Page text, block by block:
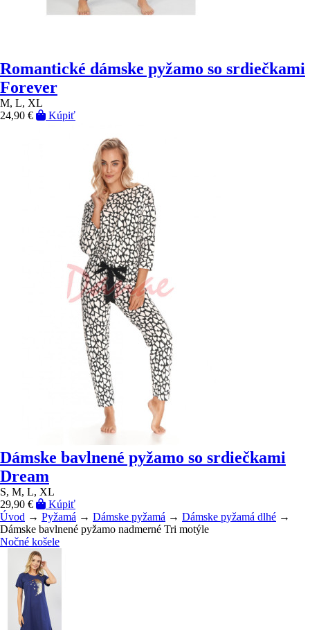
Romantické dámske pyžamo so srdiečkami
Forever
M, L, XL
24,90 €
Kúpiť
Dámske bavlnené pyžamo so srdiečkami
Dream
S, M, L, XL
29,90 €
Kúpiť
Úvod → Pyžamá → Dámske pyžamá → Dámske pyžamá dlhé →
Dámske bavlnené pyžamo nadmerné Tri motýle
Nočné košele